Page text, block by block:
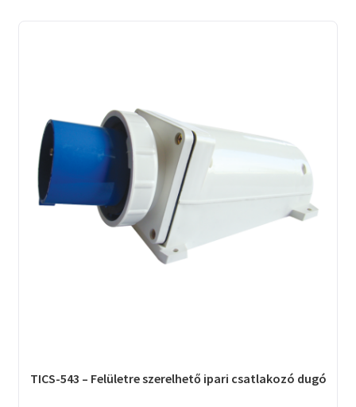
TICS-543 – Felületre szerelhető ipari csatlakozó dugó